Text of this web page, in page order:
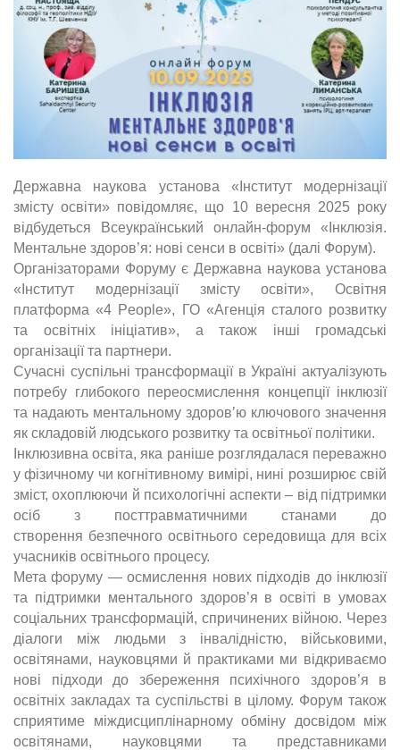
Державна наукова установа «Інститут модернізації
змісту освіти» повідомляє, що 10 вересня 2025 року
відбудеться Всеукраїнський онлайн-форум «Інклюзія.
Ментальне здоров’я: нові сенси в освіті» (далі Форум).
Організаторами Форуму є Державна наукова установа
«Інститут модернізації змісту освіти», Освітня
платформа «4 People», ГО «Агенція сталого розвитку
та освітніх ініціатив», а також інші громадські
організації та партнери.
Сучасні суспільні трансформації в Україні актуалізують
потребу глибокого переосмислення концепції інклюзії
та надають ментальному здоров’ю ключового значення
як складовій людського розвитку та освітньої політики.
Інклюзивна освіта, яка раніше розглядалася переважно
у фізичному чи когнітивному вимірі, нині розширює свій
зміст, охоплюючи й психологічніаспекти – від підтримки
осіб з посттравматичними станами до
створення безпечного освітнього середовища для всіх
учасників освітнього процесу.
Мета форуму — осмислення нових підходів до інклюзії
та підтримки ментального здоров’я в освіті в умовах
соціальних трансформацій, спричинених війною. Через
діалоги між людьми з інвалідністю, військовими,
освітянами, науковцями й практиками ми відкриваємо
нові підходи до збереження психічного здоров’я в
освітніх закладах та суспільстві в цілому. Форум також
сприятиме міждисциплінарному обміну досвідом між
освітянами, науковцями та представниками